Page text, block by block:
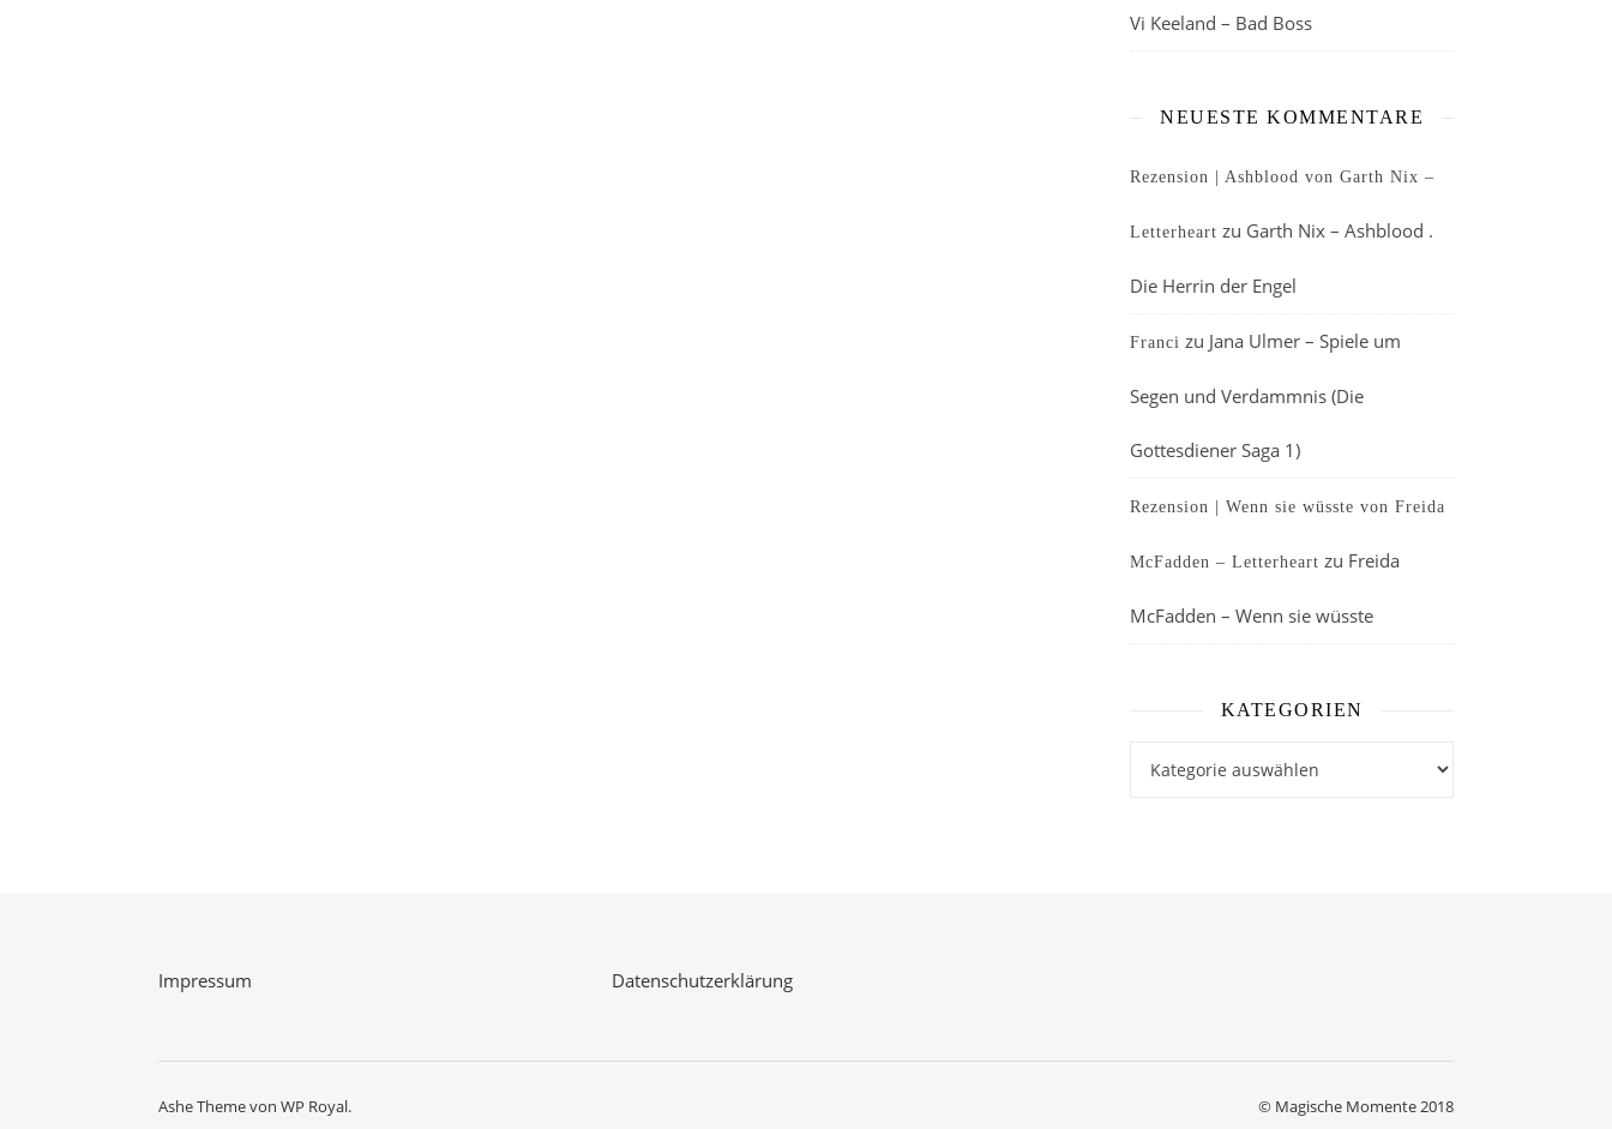
Vi Keeland – Bad Boss
NEUESTE KOMMENTARE
Rezension | Ashblood von Garth Nix –
Letterheart zu Garth Nix – Ashblood .
Die Herrin der Engel
Franci zu Jana Ulmer – Spiele um
Segen und Verdammnis (Die
Gottesdiener Saga 1)
Rezension | Wenn sie wüsste von Freida
McFadden – Letterheart zu Freida
McFadden – Wenn sie wüsste
KATEGORIEN
Impressum Datenschutzerklärung
© Magische Momente 2018
Ashe Theme von WP Royal.